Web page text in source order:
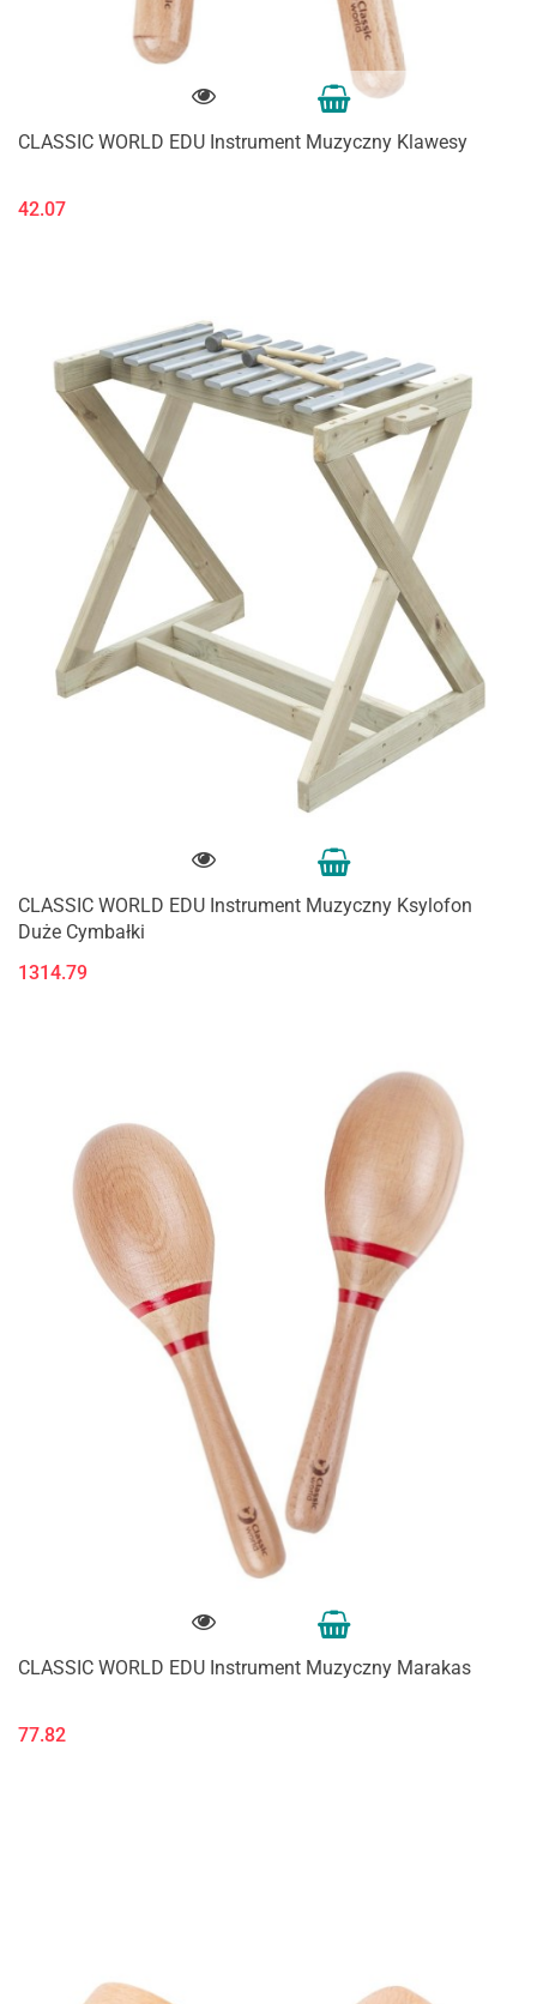
CLASSIC WORLD EDU Instrument Muzyczny Klawesy
42.07
CLASSIC WORLD EDU Instrument Muzyczny Ksylofon
Duże Cymbałki
1314.79
CLASSIC WORLD EDU Instrument Muzyczny Marakas
77.82